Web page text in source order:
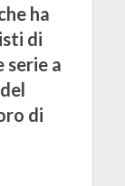
ha
di
serie a
di